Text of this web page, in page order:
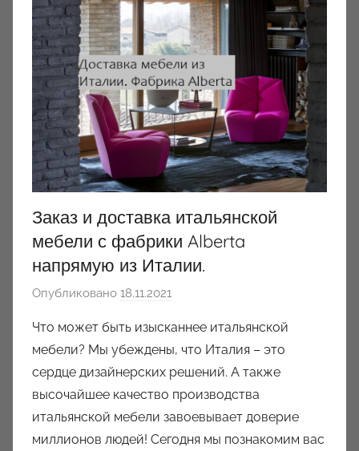
Заказ и доставка итальянской
мебели с фабрики Alberta
напрямую из Италии.
Опубликовано 18.11.2021
т
о
р
о
м
a
Что может быть изысканнее итальянской
мебели? Мы убеждены, что Италия – это
сердце дизайнерских решений. А также
высочайшее качество производства
итальянской мебели завоевывает доверие
миллионов людей! Сегодня мы познакомим вас